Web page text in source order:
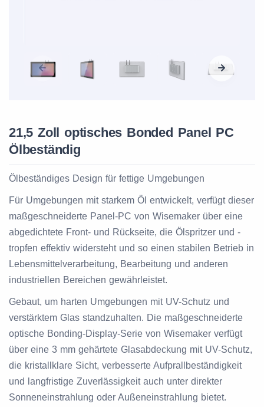
21,5 Zoll optisches Bonded Panel PC
Ölbeständig
Ölbeständiges Design für fettige Umgebungen
Für Umgebungen mit starkem Öl entwickelt, verfügt dieser
maßgeschneiderte Panel-PC von Wisemaker über eine
abgedichtete Front- und Rückseite, die Ölspritzer und -
tropfen effektiv widersteht und so einen stabilen Betrieb in
Lebensmittelverarbeitung, Bearbeitung und anderen
industriellen Bereichen gewährleistet.
Gebaut, um harten Umgebungen mit UV-Schutz und
verstärktem Glas standzuhalten. Die maßgeschneiderte
optische Bonding-Display-Serie von Wisemaker verfügt
über eine 3 mm gehärtete Glasabdeckung mit UV-Schutz,
die kristallklare Sicht, verbesserte Aufprallbeständigkeit
und langfristige Zuverlässigkeit auch unter direkter
Sonneneinstrahlung oder Außeneinstrahlung bietet.